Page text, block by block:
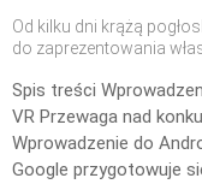
Od kilku dni krążą
do zaprezentowania
Spis treści
VR Przewaga nad
Wprowadzenie do
Google przygotowuje